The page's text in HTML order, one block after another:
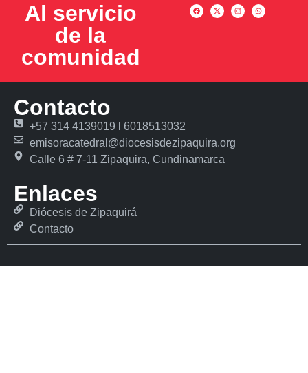
Al servicio
de la
comunidad
Contacto
+57 314 4139019 l 6018513032
emisoracatedral@diocesisdezipaquira.org
Calle 6 # 7-11 Zipaquira, Cundinamarca
Enlaces
Diócesis de Zipaquirá
Contacto